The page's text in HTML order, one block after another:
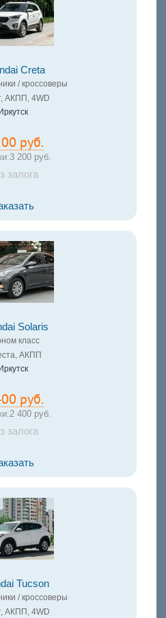
Creta
/ кроссоверы
АКПП, 4WD
Иркутск
руб.
3 200 руб.
залога
Solaris
класс
АКПП
Иркутск
руб.
2 400 руб.
залога
Tucson
/ кроссоверы
АКПП, 4WD